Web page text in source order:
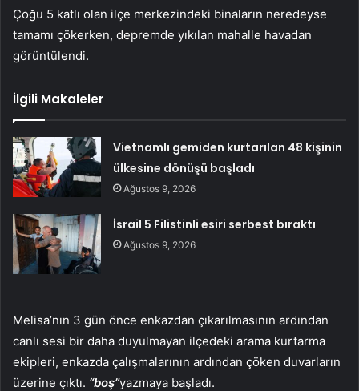
Çoğu 5 katlı olan ilçe merkezindeki binaların neredeyse
tamamı çökerken, depremde yıkılan mahalle havadan
görüntülendi.
İlgili Makaleler
Vietnamlı gemiden kurtarılan 48 kişinin
ülkesine dönüşü başladı
Ağustos 9, 2026
İsrail 5 Filistinli esiri serbest bıraktı
Ağustos 9, 2026
Melisa’nın 3 gün önce enkazdan çıkarılmasının ardından
canlı sesi bir daha duyulmayan ilçedeki arama kurtarma
ekipleri, enkazda çalışmalarının ardından çöken duvarların
üzerine çıktı. “boş”yazmaya başladı.